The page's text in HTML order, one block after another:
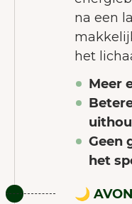
na een
het
Meer
Geen
het
🌙